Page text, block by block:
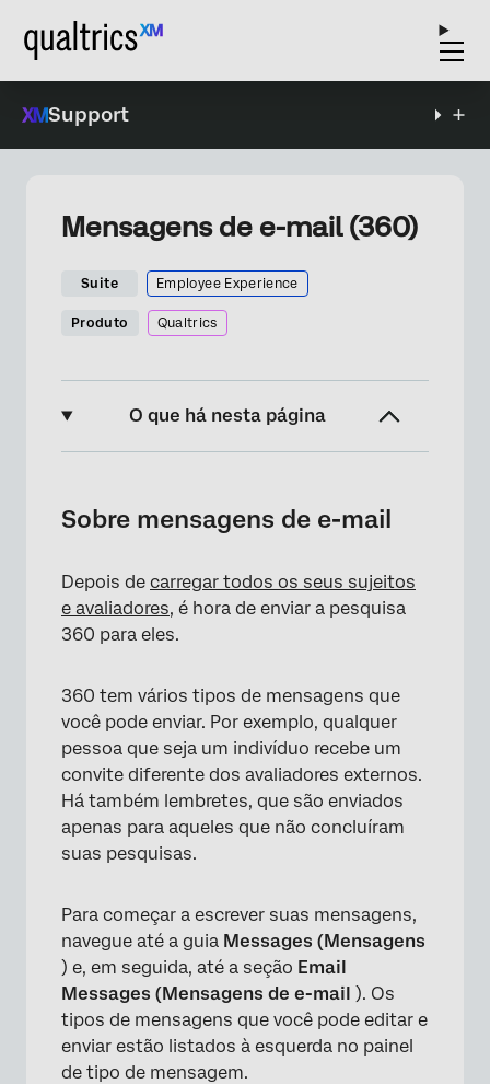
Support
Mensagens de e-mail (360)
Suite Employee Experience
Produto Qualtrics
O que há nesta página
Convites para Assunto e Avaliador
Lembretes para Assunto e Avaliador
Relatório do indivíduo está pronto
Aprovar relatório
Aprovar nomeação
Nomeação recusada
Solicitar aprovação
Agendamento de e-mails
Participantes por critério
Mensagens personalizadas
Perguntas frequentes
Sobre mensagens de e-mail
Depois de carregar todos os seus sujeitos
e avaliadores, é hora de enviar a pesquisa
360 para eles.
360 tem vários tipos de mensagens que
você pode enviar. Por exemplo, qualquer
pessoa que seja um indivíduo recebe um
convite diferente dos avaliadores externos.
Há também lembretes, que são enviados
apenas para aqueles que não concluíram
suas pesquisas.
Para começar a escrever suas mensagens,
navegue até a guia Messages (Mensagens
) e, em seguida, até a seção Email
Messages (Mensagens de e-mail ). Os
tipos de mensagens que você pode editar e
enviar estão listados à esquerda no painel
de tipo de mensagem.